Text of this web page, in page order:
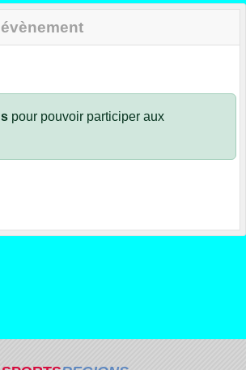
pour pouvoir participer aux